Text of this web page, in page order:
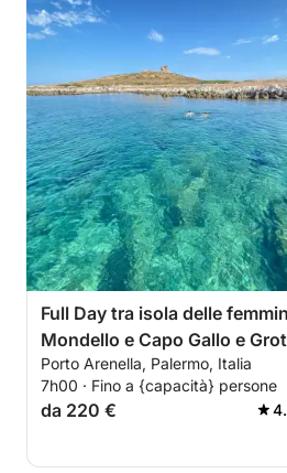
Full Day tra isola delle
Mondello e Capo Gallo e
dell'olio
Porto Arenella, Palermo, Italia
7h00 · Fino a {capacità} persone
da 220 €